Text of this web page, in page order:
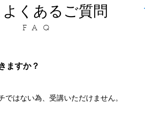
よくあるご質問
FAQ
ますか？
はない為、受講いただけません。